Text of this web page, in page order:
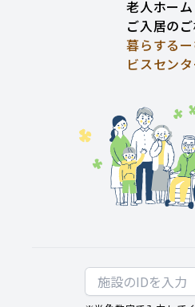
老人ホー
ご入居の
暮らする
ビスセン